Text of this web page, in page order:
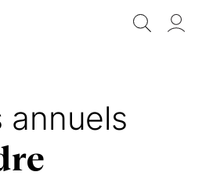
annuels